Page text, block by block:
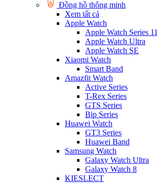
Đồng hồ thông minh
Xem tất cả
Apple Watch
Apple Watch Series 11
Apple Watch Ultra
Apple Watch SE
Xiaomi Watch
Smart Band
Amazfit Watch
Active Series
T-Rex Series
GTS Series
Bip Series
Huawei Watch
GT3 Series
Huawei Band
Samsung Watch
Galaxy Watch Ultra
Galaxy Watch 8
KIESLECT